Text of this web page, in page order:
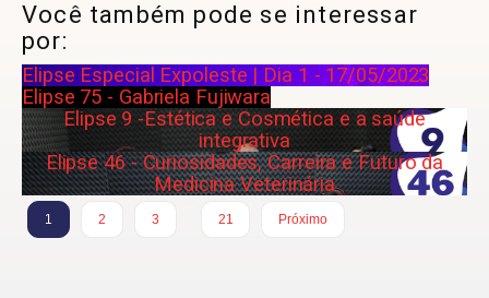
Você também pode se interessar
por:
Elipse Especial Expoleste | Dia 1 - 17/05/2023
Elipse 75 - Gabriela Fujiwara
Elipse 9 -Estética e Cosmética e a saúde
integrativa
Elipse 46 - Curiosidades, Carreira e Futuro da
Medicina Veterinária
1 2 3
21
Próximo